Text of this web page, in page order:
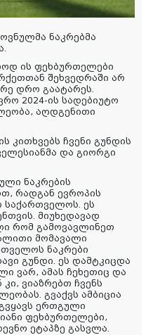
ნაკრებმა
ის ფეხბურთელები
შეხვედრაში არ
დრო გაატარეს.
2024-ის სადებიუტო
აღდგენითი
კითხვებს ჩვენი გუნდის
და გიორგი
ნაკრების
რადგან ევროპის
საქართველოს. ეს
მიუხედავად
რომ გამოვავლინეთ
მომავალი
ნაკრები
გუნდი. ეს დამტკიცდა
ვარ, ამას ჩეხეთიც და
ვიაზრებთ ჩვენს
გვაქვს ამბიცია
ერთგული
ფეხბურთელები,
ეტაპზე გასვლა.